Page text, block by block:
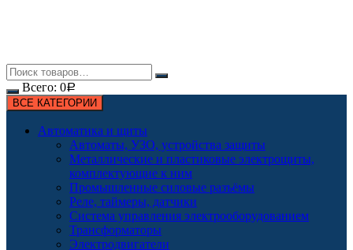
Всего: 0Р
ВСЕ КАТЕГОРИИ
Автоматика и щиты
Автоматы, УЗО, устройства защиты
Металлические и пластиковые электрощиты,
комплектующие к ним
Промышленные силовые разъёмы
Реле, таймеры, датчики
Система управления электрооборудованием
Трансформаторы
Электродвигатели